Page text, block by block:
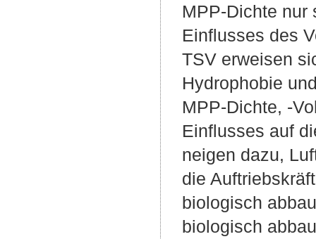
MPP-Dichte nur
Einflusses des
TSV erweisen
Hydrophobie
MPP-Dichte, -
Einflusses auf
neigen dazu,
die
biologisch
biologisch